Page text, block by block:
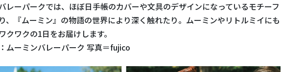
レーパークでは、ほぼ日手帳のカバーや文具のデザインになっているモチーフ
、『ムーミン』の物語の世界により深く触れたり。ムーミンやリトルミイにも
クワクの1日をお届けします。
ムーミンバレーパーク 写真＝fujico